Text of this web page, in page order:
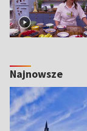
Najnowsze